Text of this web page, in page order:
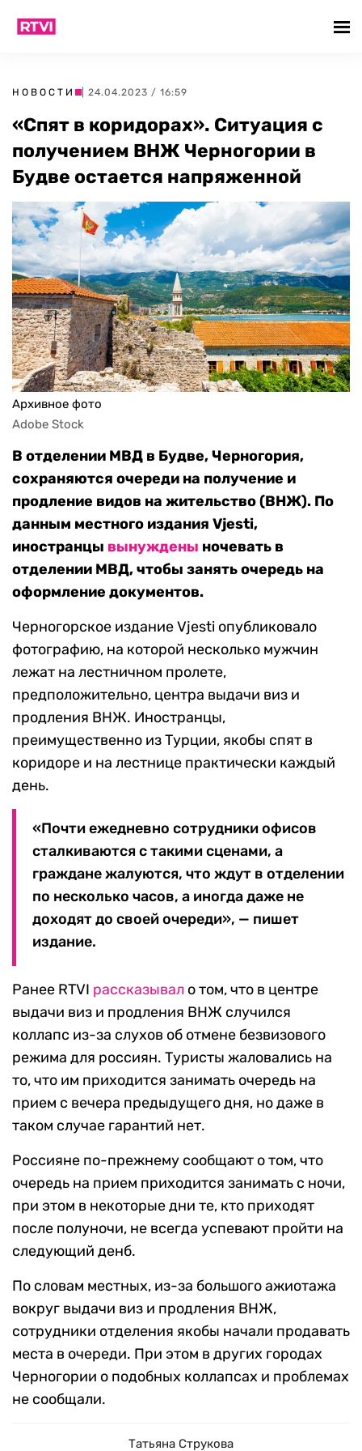
НОВОСТИ | 24.04.2023 / 16:59
«Спят в коридорах». Ситуация с
получением ВНЖ Черногории в
Будве остается напряженной
Архивное фото
Adobe Stock
В отделении МВД в Будве, Черногория,
сохраняются очереди на получение и
продление видов на жительство (ВНЖ). По
данным местного издания Vjesti,
иностранцы вынуждены ночевать в
отделении МВД, чтобы занять очередь на
оформление документов.
Черногорское издание Vjesti опубликовало
фотографию, на которой несколько мужчин
лежат на лестничном пролете,
предположительно, центра выдачи виз и
продления ВНЖ. Иностранцы,
преимущественно из Турции, якобы спят в
коридоре и на лестнице практически каждый
день.
«Почти ежедневно сотрудники офисов
сталкиваются с такими сценами, а
граждане жалуются, что ждут в отделении
по несколько часов, а иногда даже не
доходят до своей очереди», — пишет
издание.
Ранее RTVI рассказывал о том, что в центре
выдачи виз и продления ВНЖ случился
коллапс из-за слухов об отмене безвизового
режима для россиян. Туристы жаловались на
то, что им приходится занимать очередь на
прием с вечера предыдущего дня, но даже в
таком случае гарантий нет.
Россияне по-прежнему сообщают о том, что
очередь на прием приходится занимать с ночи,
при этом в некоторые дни те, кто приходят
после полуночи, не всегда успевают пройти на
следующий денб.
По словам местных, из-за большого ажиотажа
вокруг выдачи виз и продления ВНЖ,
сотрудники отделения якобы начали продавать
места в очереди. При этом в других городах
Черногории о подобных коллапсах и проблемах
не сообщали.
Татьяна Струкова